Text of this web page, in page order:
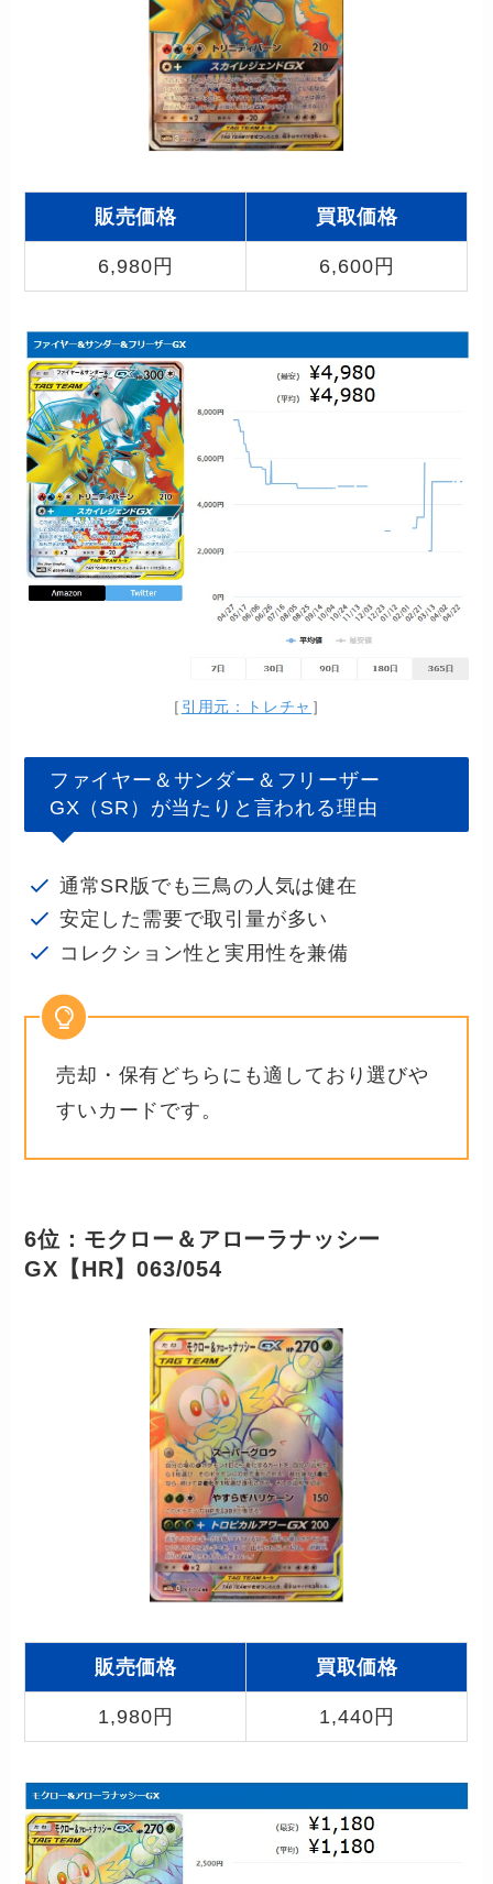
販売価格 買取価格
6,980円 6,600円
［ 引用元：トレチャ ］
ファイヤー＆サンダー＆フリーザー
GX（SR）が当たりと言われる理由
通常SR版でも三鳥の人気は健在
安定した需要で取引量が多い
コレクション性と実用性を兼備
売却・保有どちらにも適しており選びや
すいカードです。
6位：モクロー＆アローラナッシー
GX【HR】063/054
販売価格 買取価格
1,980円 1,440円